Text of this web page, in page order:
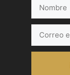
electrónico